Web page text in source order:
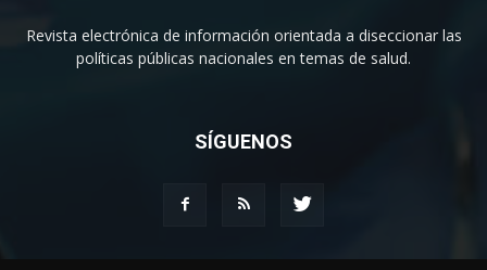
Revista electrónica de información orientada a diseccionar las
políticas públicas nacionales en temas de salud.
SÍGUENOS